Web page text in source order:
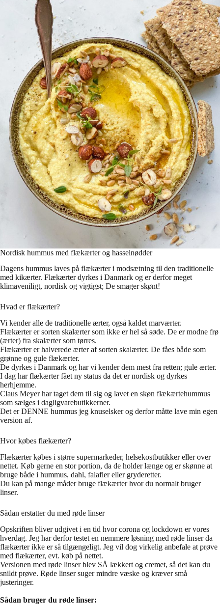
Nordisk hummus med flækærter og hasselnødder
Dagens hummus laves på flækærter i modsætning til den traditionelle
med kikærter. Flækærter dyrkes i Danmark og er derfor meget
klimaveniligt, nordisk og vigtigst; De smager skønt!
Hvad er flækærter?
Vi kender alle de traditionelle ærter, også kaldet marværter.
Flækærter er sorten skalærter som ikke er hel så søde. De er modne frø
(ærter) fra skalærter som tørres.
Flækærter er halverede ærter af sorten skalærter. De fåes både som
grønne og gule flækærter.
De dyrkes i Danmark og har vi kender dem mest fra retten; gule ærter.
I dag har flækærter fået ny status da det er nordisk og dyrkes
herhjemme.
Claus Meyer har taget dem til sig og lavet en skøn flækærtehummus
som sælges i dagligvarebutikkerner.
Det er DENNE hummus jeg knuselsker og derfor måtte lave min egen
version af.
Hvor købes flækærter?
Flækærter købes i større supermarkeder, helsekostbutikker eller over
nettet. Køb gerne en stor portion, da de holder længe og er skønne at
bruge både i hummus, dahl, falafler eller gryderetter.
Du kan på mange måder bruge flækærter hvor du normalt bruger
linser.
Sådan erstatter du med røde linser
Opskriften bliver udgivet i en tid hvor corona og lockdown er vores
hverdag. Jeg har derfor testet en nemmere løsning med røde linser da
flækærter ikke er så tilgængeligt. Jeg vil dog virkelig anbefale at prøve
med flækærter, evt. køb på nettet.
Versionen med røde linser blev SÅ lækkert og cremet, så det kan du
snildt prøve. Røde linser suger mindre væske og kræver små
justeringer.
Sådan bruger du røde linser: